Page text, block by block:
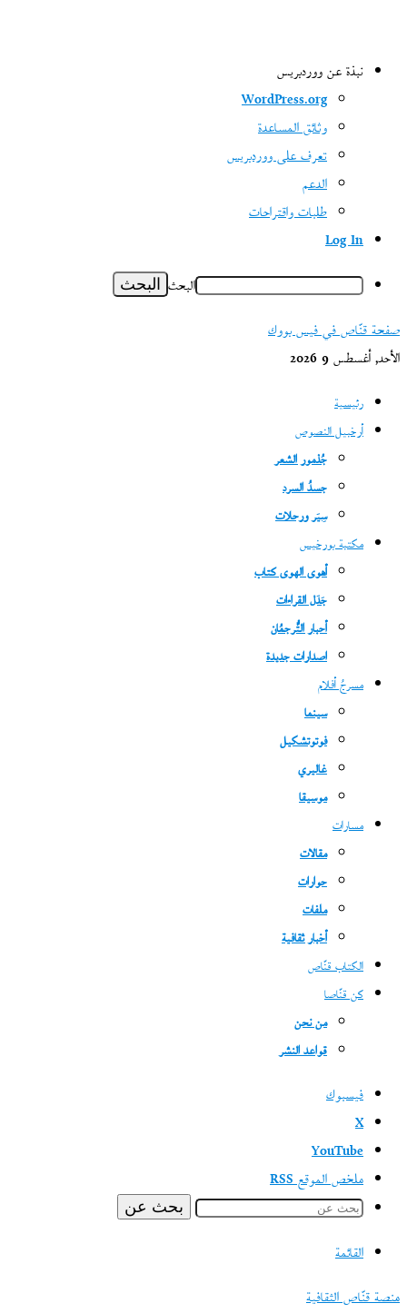
نبذة عن ووردبريس
WordPress.org
وثائق المساعدة
تعرف على ووردبريس
الدعم
طلبات واقتراحات
Log In
البحث
صفحة قنّاص في فيس بووك
الأحد, أغسطس 9 2026
رئيسية
أرخبيل النصوص
جُذمور الشعر
جسدُ السرد
سِيَر ورحلات
مكتبة بورخيس
أهوى الهوى كتاب
جَدَل القراءات
أحبار التُّرجمُان
اصدارات جديدة
مسرحُ أفلام
سينما
فوتوتشكيل
غاليري
موسيقا
مسارات
مقالات
حوارات
ملفات
أخبار ثقافية
الكتاب قنّاص
كن قنّاصا
من نحن
قواعد النشر
فيسبوك
‫X
‫YouTube
ملخص الموقع RSS
بحث عن
القائمة
منصة قنّاص الثقافية